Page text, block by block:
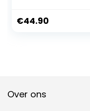
€44.90
Over ons